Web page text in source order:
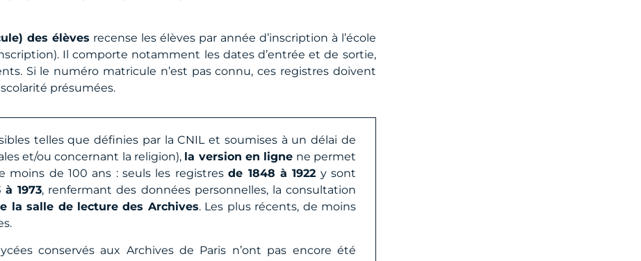
des élèves recense les élèves par année d’inscription à l’école
Il comporte notamment les dates d’entrée et de sortie,
Si le numéro matricule n’est pas connu, ces registres doivent
présumées.
telles que définies par la CNIL et soumises à un délai de
et/ou concernant la religion), la version en ligne ne permet
moins de 100 ans : seuls les registresde 1848 à 1922 y sont
à 1973, renfermant des données personnelles, la consultation
la salle de lecture des Archives. Les plus récents, de moins
conservés aux Archives de Paris n’ont pas encore été